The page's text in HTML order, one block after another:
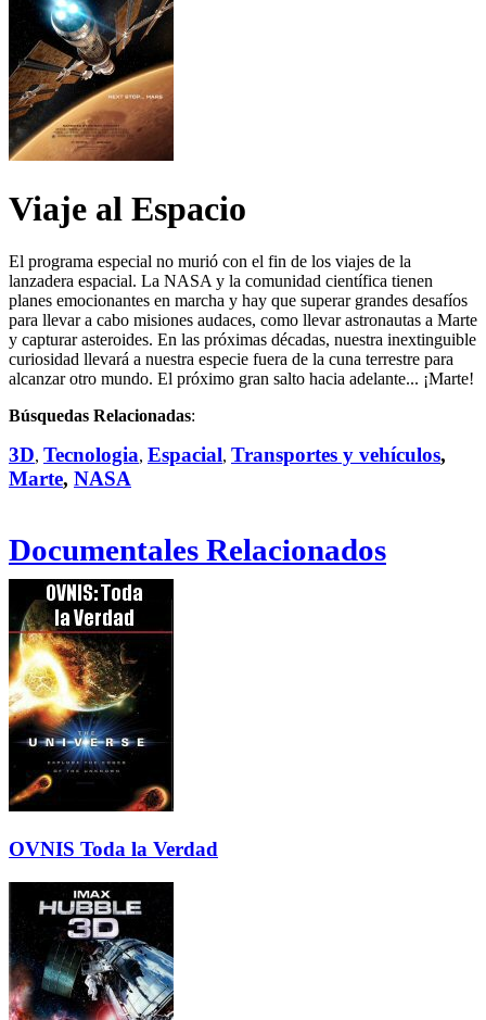
Viaje al Espacio
El programa especial no murió con el fin de los viajes de la
lanzadera espacial. La NASA y la comunidad científica tienen
planes emocionantes en marcha y hay que superar grandes desafíos
para llevar a cabo misiones audaces, como llevar astronautas a Marte
y capturar asteroides. En las próximas décadas, nuestra inextinguible
curiosidad llevará a nuestra especie fuera de la cuna terrestre para
alcanzar otro mundo. El próximo gran salto hacia adelante... ¡Marte!
Búsquedas Relacionadas:
3D, Tecnologia, Espacial, Transportes y vehículos,
Marte, NASA
Documentales Relacionados
OVNIS Toda la Verdad